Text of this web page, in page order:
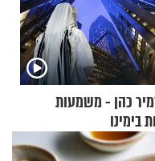
כהן - משמעות
בימינו